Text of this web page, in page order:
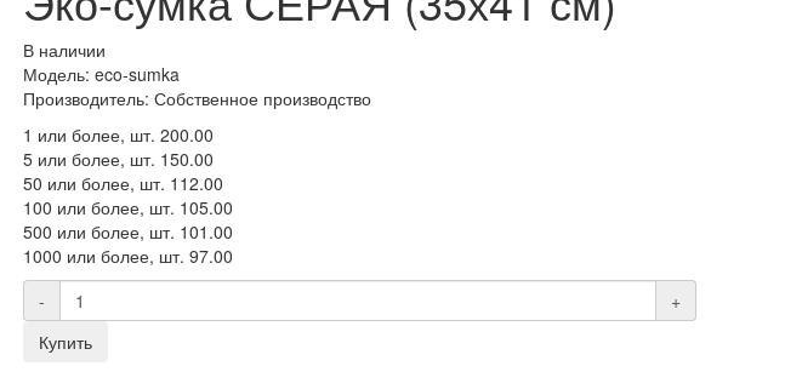
В наличии
Модель: eco-sumka
Производитель: Собственное производство
1 или более, шт. 200.00
5 или более, шт. 150.00
50 или более, шт. 112.00
100 или более, шт. 105.00
500 или более, шт. 101.00
1000 или более, шт. 97.00
-
+
Купить